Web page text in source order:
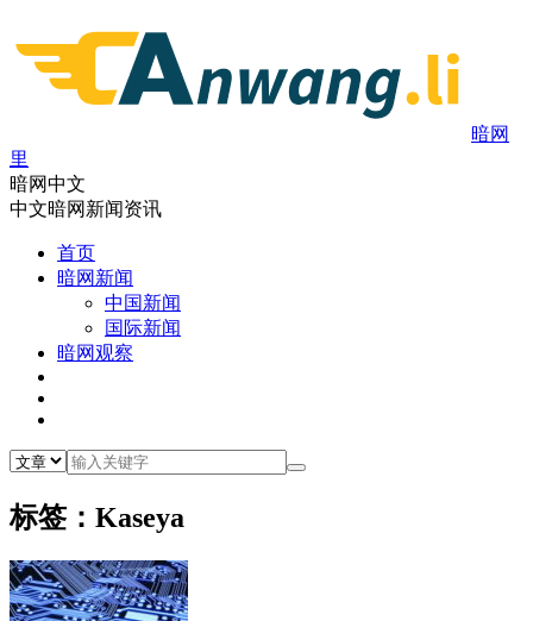
暗网
里
暗网中文
中文暗网新闻资讯
首页
暗网新闻
中国新闻
国际新闻
暗网观察
标签：Kaseya